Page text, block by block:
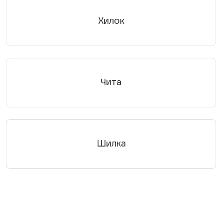
Хилок
Чита
Шилка